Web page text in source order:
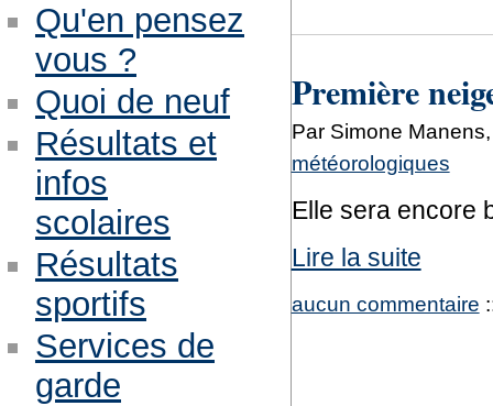
Première
Par Simone
météorologiques
Elle sera encore
Lire la suite
aucun commentaire
Qu'en pensez
vous ?
Quoi de neuf
Résultats et
infos
scolaires
Résultats
sportifs
Services de
garde